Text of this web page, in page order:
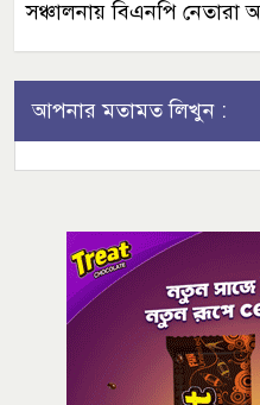
সঞ্চালনায় বিএনপি নেতারা
আপনার মতামত লিখুন :